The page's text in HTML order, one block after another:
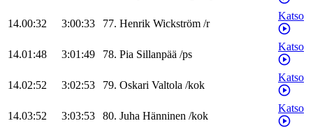
14.00:32 3:00:33 77. Henrik Wickström /r
Katso
14.01:48 3:01:49 78. Pia Sillanpää /ps
Katso
14.02:52 3:02:53 79. Oskari Valtola /kok
Katso
14.03:52 3:03:53 80. Juha Hänninen /kok
Katso